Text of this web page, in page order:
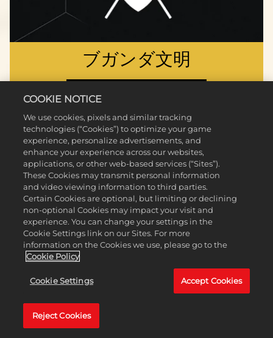
ブガンダ文明
フランス帝国
COOKIE NOTICE
We use cookies, pixels and similar tracking
technologies (“Cookies”) to optimize your game
experience, personalize advertisements, and
enhance your experience across our websites,
applications, or other web-based services (“Sites”).
These Cookies may transmit personal information
and video viewing information to third parties.
Certain Cookies are optional, but limiting or declining
non-optional Cookies may impact your visit and
experience. You can change your settings in the
Cookie Settings link on our Sites. For more
information on the Cookies we use, please go to the
Cookie Policy
Cookie Settings Accept Cookies
Reject Cookies